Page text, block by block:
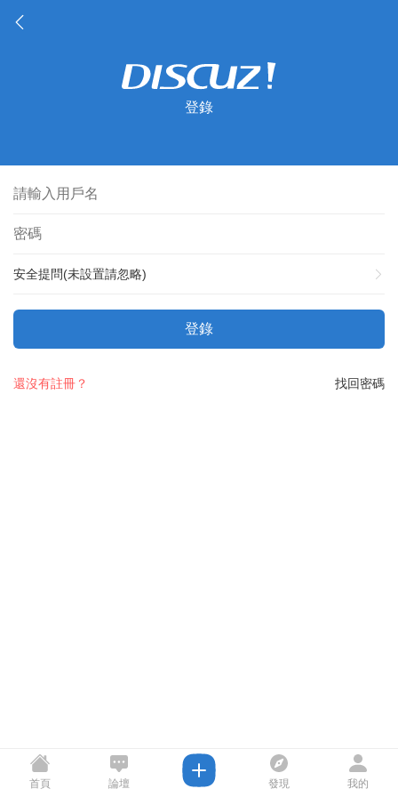
登錄
安全提問(未設置請忽略)
登錄
找回密碼
還沒有註冊？
首頁 論壇 發現 我的